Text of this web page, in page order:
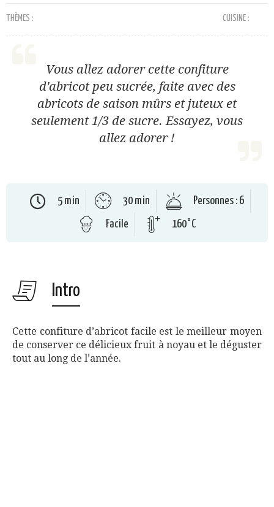
THÈMES : CUISINE :
Vous allez adorer cette confiture
d'abricot peu sucrée, faite avec des
abricots de saison mûrs et juteux et
seulement 1/3 de sucre. Essayez, vous
allez adorer !
5 min 30 min
Personnes : 6
Facile
160°C
Intro
Cette confiture d’abricot facile est le meilleur moyen
de conserver ce délicieux fruit à noyau et le déguster
tout au long de l’année.